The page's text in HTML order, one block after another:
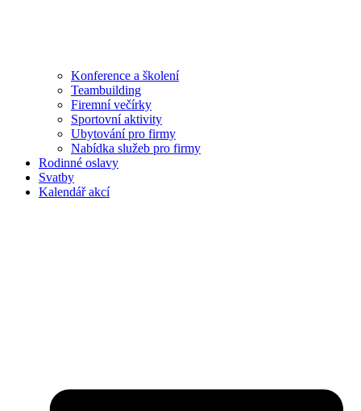
Konference a školení
Teambuilding
Firemní večírky
Sportovní aktivity
Ubytování pro firmy
Nabídka služeb pro firmy
Rodinné oslavy
Svatby
Kalendář akcí